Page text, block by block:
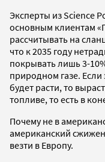
Эксперты из Science
основным клиентам
рассчитывать на
что к 2035 году
покрывать лишь 3-
природном газе.
будет расти, то
топливе, то есть в
Почему не в
американский
везти в Европу.